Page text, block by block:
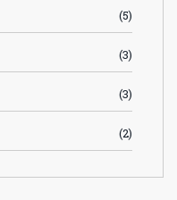
(5)
(3)
(3)
(2)